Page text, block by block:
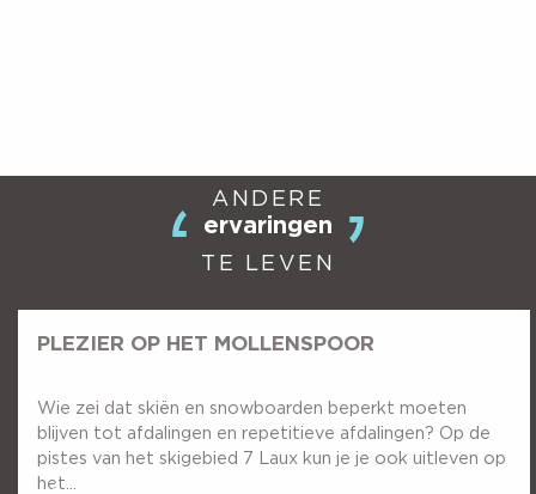
ANDERE
ervaringen
TE LEVEN
PLEZIER OP HET MOLLENSPOOR
Wie zei dat skiën en snowboarden beperkt moeten
blijven tot afdalingen en repetitieve afdalingen? Op de
pistes van het skigebied 7 Laux kun je je ook uitleven op
het...